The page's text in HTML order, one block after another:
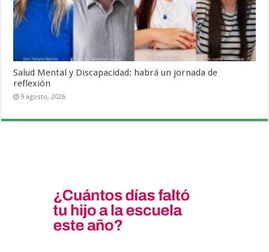
Salud Mental y Discapacidad: habrá un jornada de
reflexión
9 agosto, 2026